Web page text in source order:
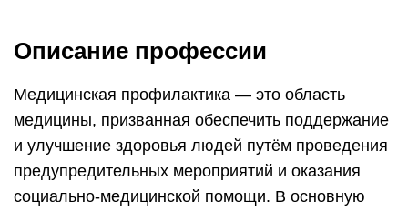
Описание профессии
Медицинская профилактика — это область
медицины, призванная обеспечить поддержание
и улучшение здоровья людей путём проведения
предупредительных мероприятий и оказания
социально-медицинской помощи. В основную